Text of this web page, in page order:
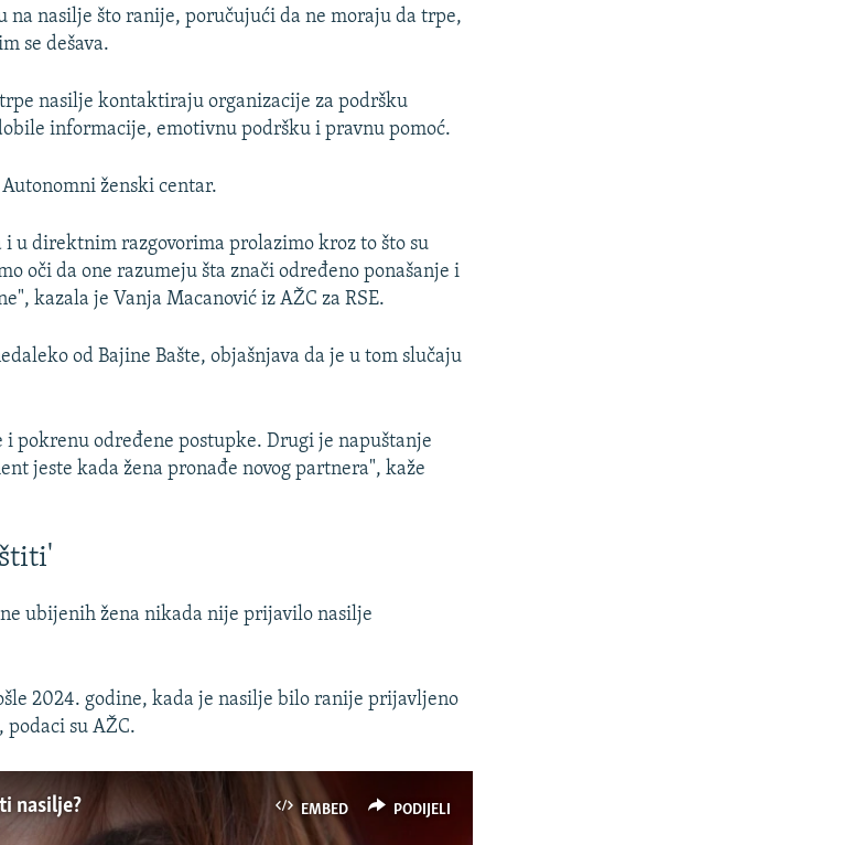
na nasilje što ranije, poručujući da ne moraju da trpe,
se dešava.
nasilje kontaktiraju organizacije za podršku
informacije, emotivnu podršku i pravnu pomoć.
ženski centar.
i u direktnim razgovorima prolazimo kroz to što su
oči da one razumeju šta znači određeno ponašanje i
kazala je Vanja Macanović iz AŽC za RSE.
od Bajine Bašte, objašnjava da je u tom slučaju
pokrenu određene postupke. Drugi je napuštanje
jeste kada žena pronađe novog partnera", kaže
ubijenih žena nikada nije prijavilo nasilje
2024. godine, kada je nasilje bilo ranije prijavljeno
su AŽC.
EMBED PODIJELI
nasilje?